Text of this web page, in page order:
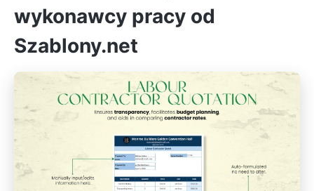
wykonawcy pracy od
Szablony.net